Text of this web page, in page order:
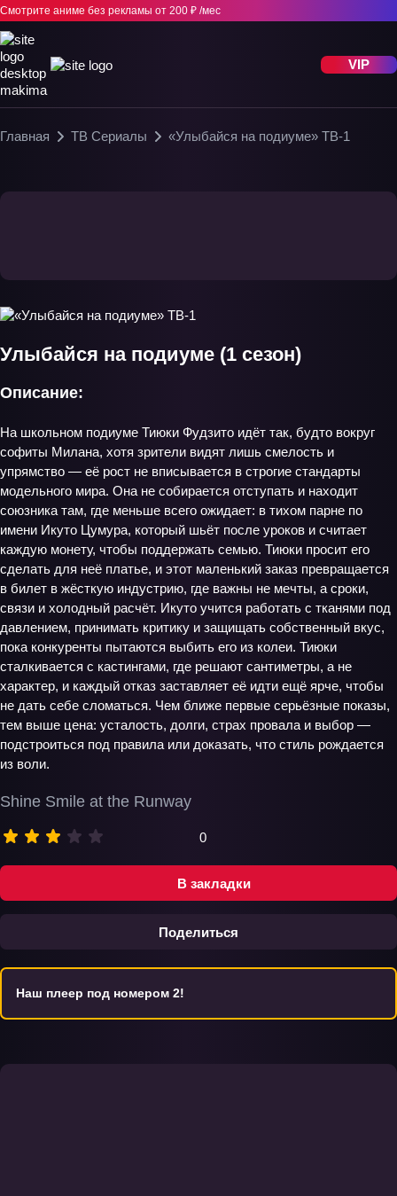
Смотрите аниме без рекламы от 200 ₽ /мес
VIP
Главная ТВ Сериалы «Улыбайся на подиуме» ТВ-1
В закладки
Поделиться
Улыбайся на подиуме (1 сезон)
Shine Smile at the Runway
0
Описание:
На школьном подиуме Тиюки Фудзито идёт так, будто вокруг
софиты Милана, хотя зрители видят лишь смелость и
упрямство — её рост не вписывается в строгие стандарты
модельного мира. Она не собирается отступать и находит
союзника там, где меньше всего ожидает: в тихом парне по
имени Икуто Цумура, который шьёт после уроков и считает
каждую монету, чтобы поддержать семью. Тиюки просит его
сделать для неё платье, и этот маленький заказ превращается
в билет в жёсткую индустрию, где важны не мечты, а сроки,
связи и холодный расчёт. Икуто учится работать с тканями под
давлением, принимать критику и защищать собственный вкус,
пока конкуренты пытаются выбить его из колеи. Тиюки
сталкивается с кастингами, где решают сантиметры, а не
характер, и каждый отказ заставляет её идти ещё ярче, чтобы
не дать себе сломаться. Чем ближе первые серьёзные показы,
тем выше цена: усталость, долги, страх провала и выбор —
подстроиться под правила или доказать, что стиль рождается
из воли.
Наш плеер под номером 2!